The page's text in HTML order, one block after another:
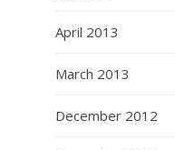
April 2013
March 2013
December 2012